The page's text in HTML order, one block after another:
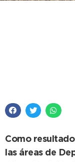
Como
las áreas de